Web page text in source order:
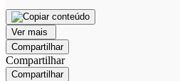
Ver mais
Compartilhar
Compartilhar
Compartilhar